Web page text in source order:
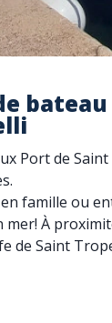
bateau
Port de
famille ou
mer! À
de Saint